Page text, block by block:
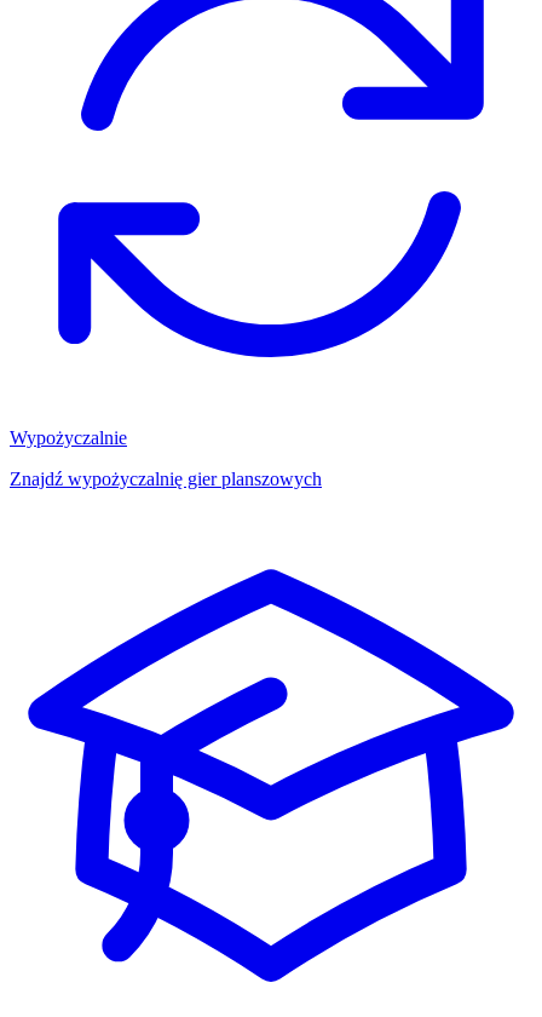
Wypożyczalnie
Znajdź wypożyczalnię gier planszowych